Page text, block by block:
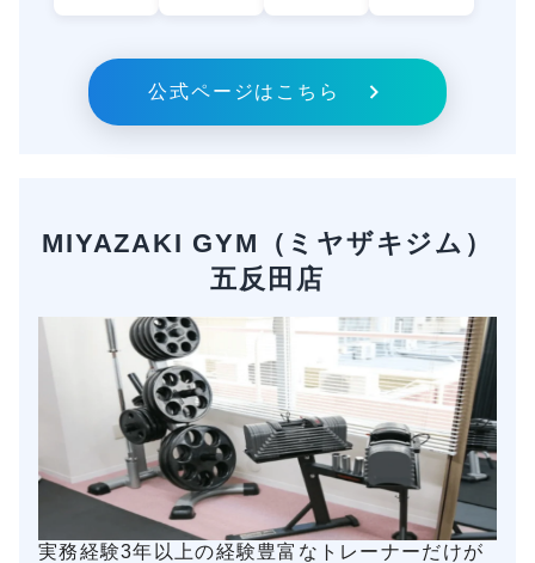
公式ページはこちら
MIYAZAKI GYM（ミヤザキジム）
五反田店
実務経験3年以上の経験豊富なトレーナーだけが